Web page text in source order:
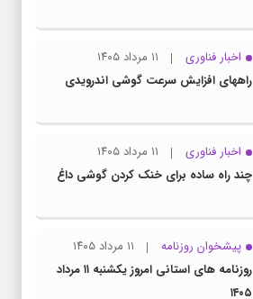
اخبار فناوری
۱۱ مرداد ۱۴۰۵
راههای افزایش سرعت گوشی اندرویدی
اخبار فناوری
۱۱ مرداد ۱۴۰۵
چند راه‌ ساده برای خنک کردن گوشی داغ
پیشخوان روزنامه
۱۱ مرداد ۱۴۰۵
روزنامه های استانی امروز یکشنبه ۱۱ مرداد
۱۴۰۵